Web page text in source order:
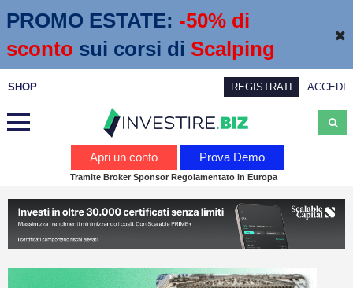
PROMO ESTATE: -50% di
sconto sui corsi di Scalping
SHOP REGISTRATI ACCEDI
Calendario economico
Webinar
Apri un conto Prova Demo
Tramite Broker Sponsor Regolamentato in Europa